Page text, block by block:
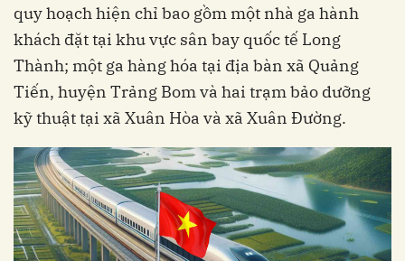
quy hoạch hiện chỉ bao gồm một nhà ga hành
khách đặt tại khu vực sân bay quốc tế Long
Thành; một ga hàng hóa tại địa bàn xã Quảng
Tiến, huyện Trảng Bom và hai trạm bảo dưỡng
kỹ thuật tại xã Xuân Hòa và xã Xuân Đường.